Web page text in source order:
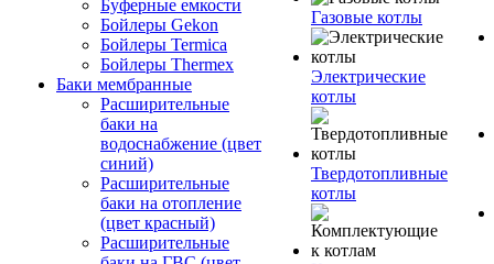
Буферные емкости
Бойлеры Gekon
Бойлеры Termica
Бойлеры Thermex
Баки мембранные
Расширительные
баки на
водоснабжение (цвет
синий)
Расширительные
баки на отопление
(цвет красный)
Расширительные
Газовые котлы
Электрические
котлы
Твердотопливные
котлы